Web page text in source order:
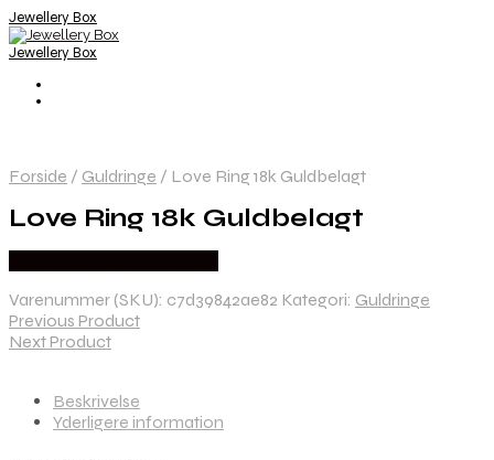
Jewellery Box
Jewellery Box
Forside / Guldringe / Love Ring 18k Guldbelagt
Love Ring 18k Guldbelagt
Varenummer (SKU): c7d39842ae82 Kategori: Guldringe
Previous Product
Next Product
Beskrivelse
Yderligere information